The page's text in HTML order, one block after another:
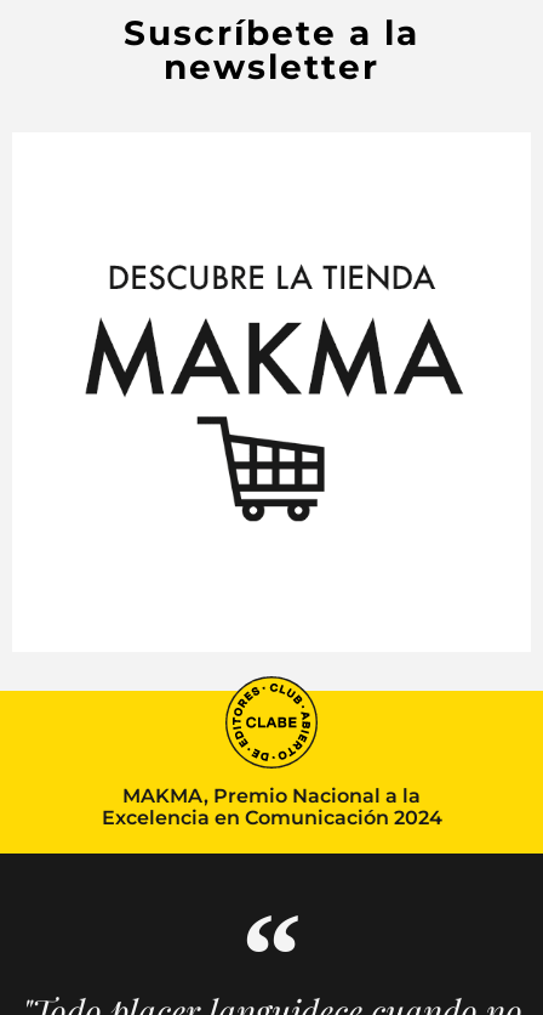
Suscríbete a la
newsletter
MAKMA, Premio Nacional a la
Excelencia en Comunicación 2024